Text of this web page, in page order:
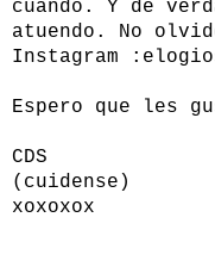
cuando. Y de
atuendo. No
Instagram :
Espero que les
CDS
(cuidense)
xoxoxox